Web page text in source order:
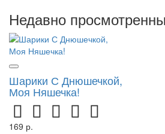
Недавно
Шарики С Днюшечкой,
Моя Няшечка!
169 р.